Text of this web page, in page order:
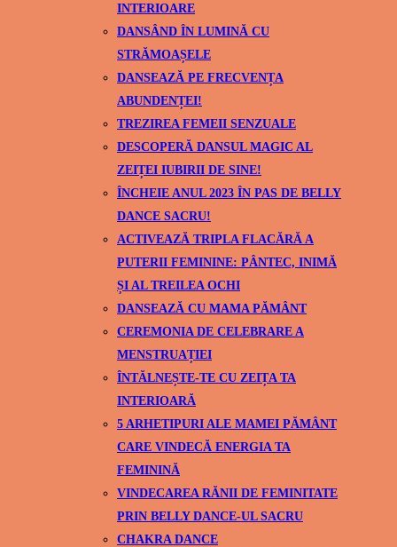
INTERIOARE
DANSÂND ÎN LUMINĂ CU
STRĂMOAȘELE
DANSEAZĂ PE FRECVENȚA
ABUNDENȚEI!
TREZIREA FEMEII SENZUALE
DESCOPERĂ DANSUL MAGIC AL
ZEIȚEI IUBIRII DE SINE!
ÎNCHEIE ANUL 2023 ÎN PAS DE BELLY
DANCE SACRU!
ACTIVEAZĂ TRIPLA FLACĂRĂ A
PUTERII FEMININE: PÂNTEC, INIMĂ
ȘI AL TREILEA OCHI
DANSEAZĂ CU MAMA PĂMÂNT
CEREMONIA DE CELEBRARE A
MENSTRUAȚIEI
ÎNTĂLNEȘTE-TE CU ZEIȚA TA
INTERIOARĂ
5 ARHETIPURI ALE MAMEI PĂMÂNT
CARE VINDECĂ ENERGIA TA
FEMININĂ
VINDECAREA RĂNII DE FEMINITATE
PRIN BELLY DANCE-UL SACRU
CHAKRA DANCE